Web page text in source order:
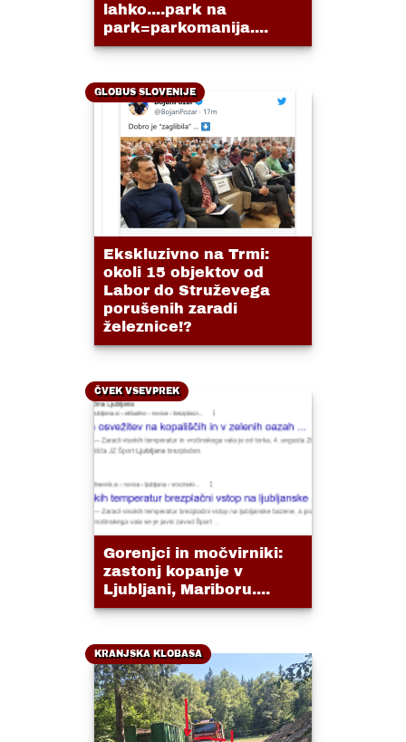
lahko....park na
park=parkomanija....
GLOBUS SLOVENIJE
Ekskluzivno na Trmi:
okoli 15 objektov od
Labor do Struževega
porušenih zaradi
železnice!?
ČVEK VSEVPREK
Gorenjci in močvirniki:
zastonj kopanje v
Ljubljani, Mariboru....
KRANJSKA KLOBASA